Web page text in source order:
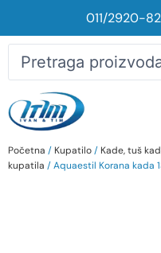
011/2920-
Početna / Kupatilo/ Kade, tuš
kupatila / Aquaestil Korana kada